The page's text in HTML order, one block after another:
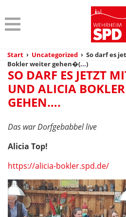
Start › Uncategorized › So darf es
Bokler weiter gehen�(...)
SO DARF ES JETZT
UND ALICIA
GEHEN….
Das war Dorfgebabbel live
Alicia Top!
https://alicia-bokler.spd.de/